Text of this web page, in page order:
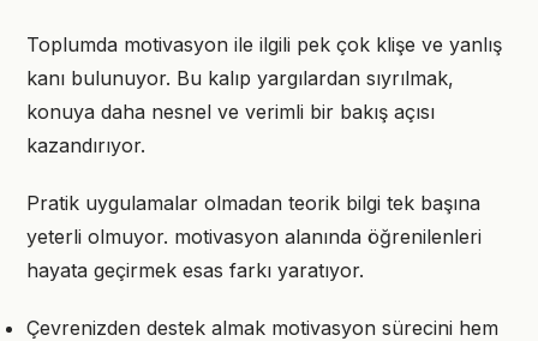
Toplumda motivasyon ile ilgili pek çok klişe ve yanlış
kanı bulunuyor. Bu kalıp yargılardan sıyrılmak,
konuya daha nesnel ve verimli bir bakış açısı
kazandırıyor.
Pratik uygulamalar olmadan teorik bilgi tek başına
yeterli olmuyor. motivasyon alanında öğrenilenleri
hayata geçirmek esas farkı yaratıyor.
Çevrenizden destek almak motivasyon sürecini hem